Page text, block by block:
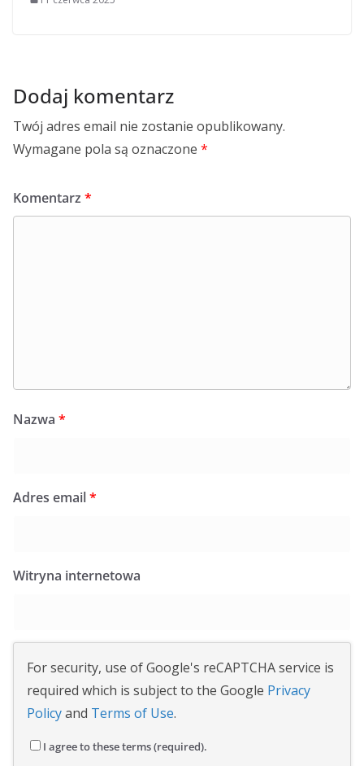
Dodaj komentarz
Twój adres email nie zostanie opublikowany.
Wymagane pola są oznaczone *
Komentarz *
Nazwa *
Adres email*
Witryna internetowa
For security, use of Google's reCAPTCHA service is
required which is subject to the Google Privacy
Policyand Terms of Use.
I agree to these terms (required).